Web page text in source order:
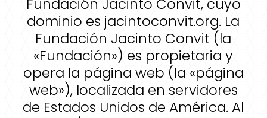
Fundación Jacinto Convit, cuyo
dominio es jacintoconvit.org. La
Fundación Jacinto Convit (la
«Fundación») es propietaria y
opera la página web (la «página
web»), localizada en servidores
de Estados Unidos de América. Al